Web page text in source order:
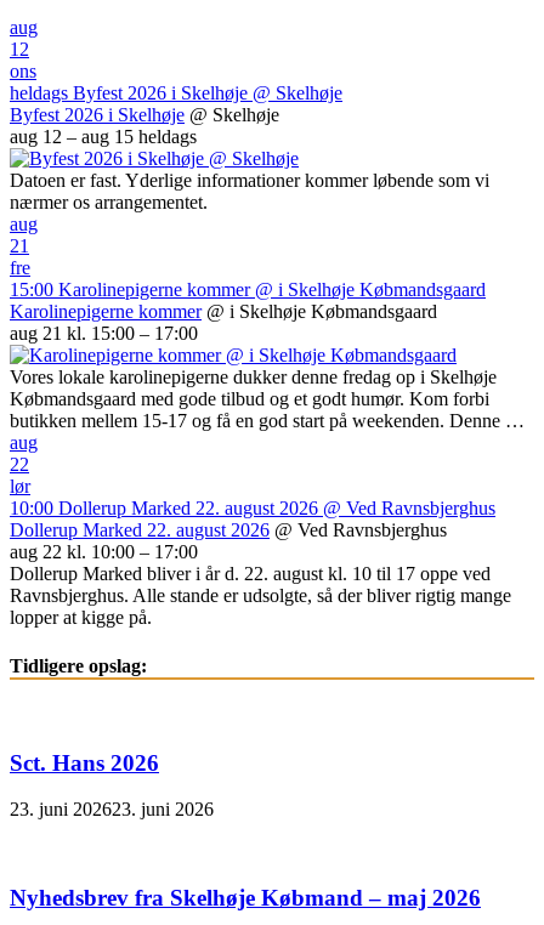
aug
12
ons
heldags Byfest 2026 i Skelhøje @ Skelhøje
Byfest 2026 i Skelhøje @ Skelhøje
aug 12 – aug 15 heldags
Datoen er fast. Yderlige informationer kommer løbende som vi
nærmer os arrangementet.
aug
21
fre
15:00 Karolinepigerne kommer @ i Skelhøje Købmandsgaard
Karolinepigerne kommer @ i Skelhøje Købmandsgaard
aug 21 kl. 15:00 – 17:00
Vores lokale karolinepigerne dukker denne fredag op i Skelhøje
Købmandsgaard med gode tilbud og et godt humør. Kom forbi
butikken mellem 15-17 og få en god start på weekenden. Denne …
aug
22
lør
10:00 Dollerup Marked 22. august 2026 @ Ved Ravnsbjerghus
Dollerup Marked 22. august 2026 @ Ved Ravnsbjerghus
aug 22 kl. 10:00 – 17:00
Dollerup Marked bliver i år d. 22. august kl. 10 til 17 oppe ved
Ravnsbjerghus. Alle stande er udsolgte, så der bliver rigtig mange
lopper at kigge på.
Tidligere opslag:
Sct. Hans 2026
23. juni 202623. juni 2026
Nyhedsbrev fra Skelhøje Købmand – maj 2026